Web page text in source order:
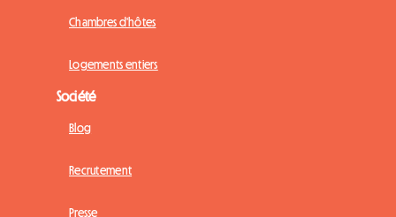
Chambres d'hôtes
Logements entiers
Société
Blog
Recrutement
Presse